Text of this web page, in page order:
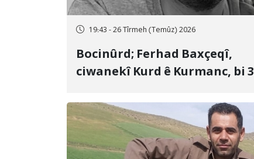
19:43 - 26 Tîrmeh (Temûz) 2026
Bocinûrd; Ferhad Baxçeqî,
ciwanekî Kurd ê Kurmanc, bi 3
cezakirin